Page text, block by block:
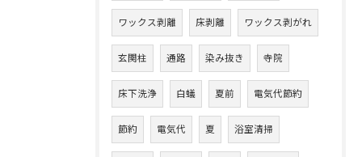
ワックス剥離 床剥離 ワックス剥がれ
玄関柱 通路 染み抜き 寺院
床下洗浄 白蟻 夏前 電気代節約
節約 電気代 夏 浴室清掃